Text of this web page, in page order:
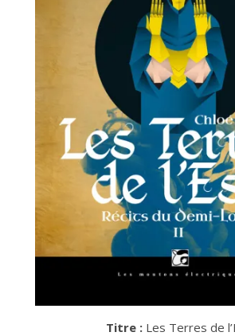
Titre : Les Terres de